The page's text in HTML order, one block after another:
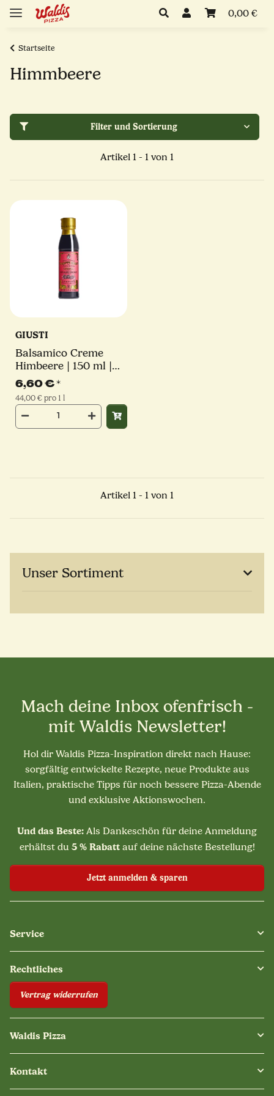
0,00 €
Startseite
Himmbeere
Filter und Sortierung
Artikel 1 - 1 von 1
GIUSTI
Balsamico Creme
Himbeere | 150 ml |
Giuseppe Giusti
6,60 €*
44,00 € pro 1 l
Artikel 1 - 1 von 1
Unser Sortiment
Mach deine Inbox ofenfrisch -
mit Waldis Newsletter!
Hol dir Waldis Pizza-Inspiration direkt nach Hause:
sorgfältig entwickelte Rezepte, neue Produkte aus
Italien, praktische Tipps für noch bessere Pizza-Abende
und exklusive Aktionswochen.
Und das Beste: Als Dankeschön für deine Anmeldung
erhältst du 5 % Rabattauf deine nächste Bestellung!
Jetzt anmelden & sparen
Service
Rechtliches
Vertrag widerrufen
Waldis Pizza
Kontakt